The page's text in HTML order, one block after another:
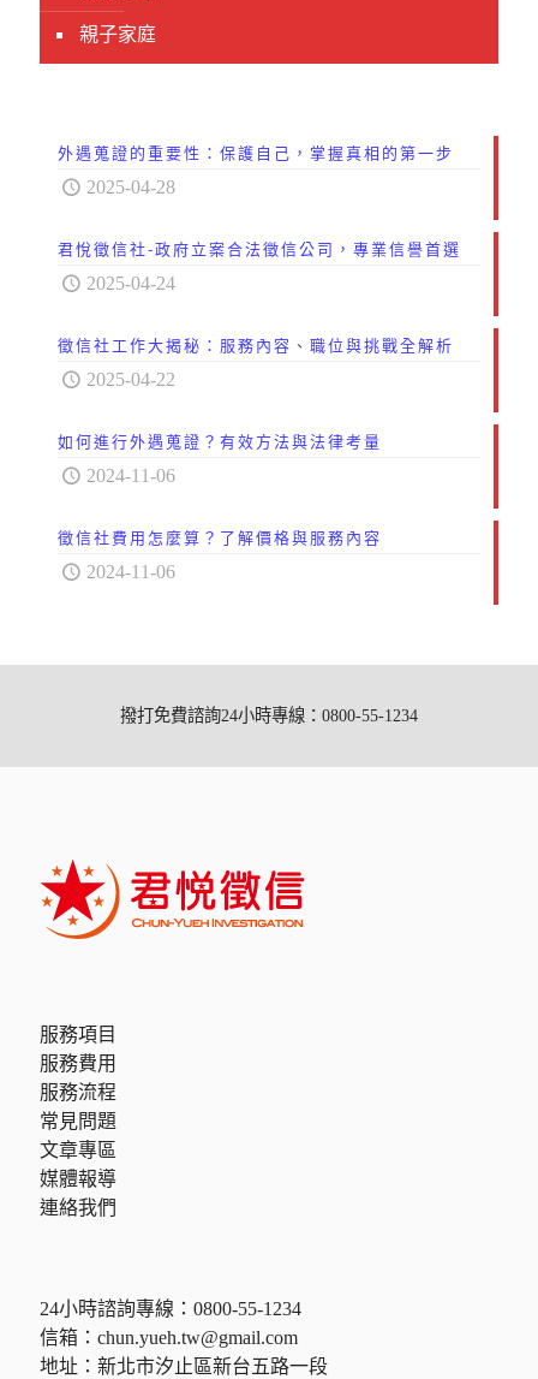
親子家庭
外遇蒐證的重要性：保護自己，掌握真相的第一步
2025-04-28
君悅徵信社-政府立案合法徵信公司，專業信譽首選
2025-04-24
徵信社工作大揭秘：服務內容、職位與挑戰全解析
2025-04-22
如何進行外遇蒐證？有效方法與法律考量
2024-11-06
徵信社費用怎麼算？了解價格與服務內容
2024-11-06
撥打免費諮詢24小時專線：0800-55-1234
服務項目
服務費用
服務流程
常見問題
文章專區
媒體報導
連絡我們
24小時諮詢專線： 0800-55-1234
信箱： chun.yueh.tw@gmail.com
地址：新北市汐止區新台五路一段